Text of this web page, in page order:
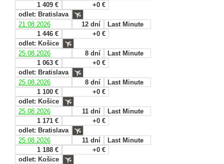
1 409 €
+0 €
odlet: Bratislava
21.08.2026
12 dní
Last Minute
1 446 €
+0 €
odlet: Košice
25.08.2026
8 dní
Last Minute
1 063 €
+0 €
odlet: Bratislava
25.08.2026
8 dní
Last Minute
1 100 €
+0 €
odlet: Košice
25.08.2026
11 dní
Last Minute
1 171 €
+0 €
odlet: Bratislava
25.08.2026
11 dní
Last Minute
1 188 €
+0 €
odlet: Košice